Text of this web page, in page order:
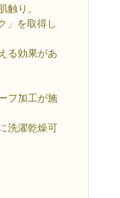
触り。
」を取得し
る効果があ
フ加工が施
洗濯乾燥可